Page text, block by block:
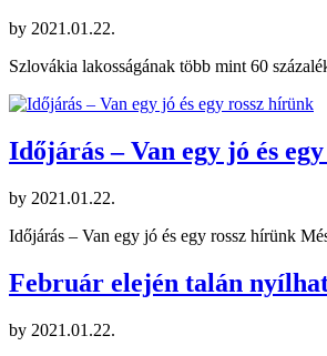
by 2021.01.22.
Szlovákia lakosságának több mint 60
Időjárás – Van egy jó és
by 2021.01.22.
Időjárás – Van egy jó és egy rossz hírünk
Február elején talán nyílhat
by 2021.01.22.